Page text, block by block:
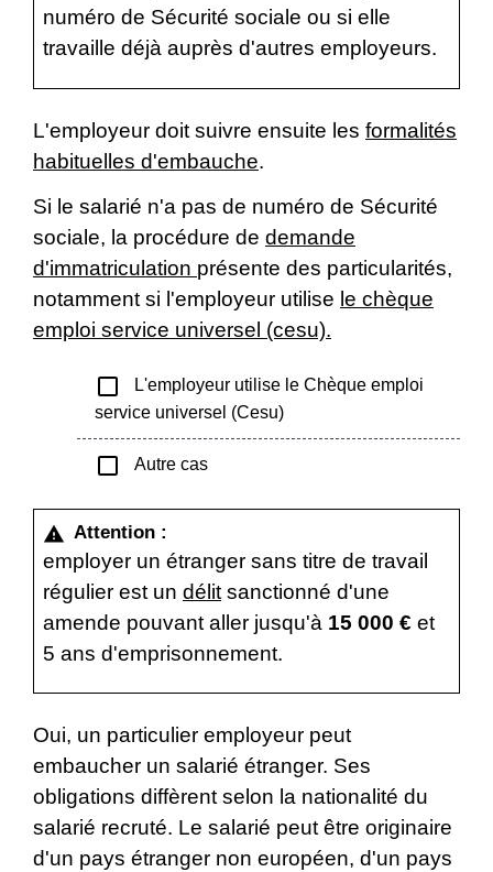
numéro de Sécurité sociale ou si elle
travaille déjà auprès d'autres employeurs.
L'employeur doit suivre ensuite les formalités
habituelles d'embauche.
Si le salarié n'a pas de numéro de Sécurité
sociale, la procédure de demande
d'immatriculation présente des particularités,
notamment si l'employeur utilise le chèque
emploi service universel (cesu).
check_box_outline_blank
L'employeur utilise le Chèque emploi
service universel (Cesu)
check_box_outline_blank Autre cas
warning Attention :
employer un étranger sans titre de travail
régulier est un délit sanctionné d'une
amende pouvant aller jusqu'à 15 000 € et
5 ans d'emprisonnement.
Oui, un particulier employeur peut
embaucher un salarié étranger. Ses
obligations diffèrent selon la nationalité du
salarié recruté. Le salarié peut être originaire
d'un pays étranger non européen, d'un pays